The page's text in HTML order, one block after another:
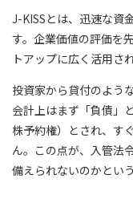
J-KISSとは、迅速な資
す。企業価値の評価を
トアップに広く活用さ
投資家から貸付のよう
会計上はまず「負債」
株予約権）とされ、す
ん。この点が、入管法
備えられないのかとい